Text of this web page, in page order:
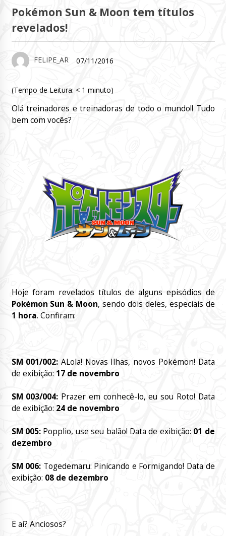
Pokémon Sun & Moon tem títulos
revelados!
FELIPE_AR 07/11/2016
(Tempo de Leitura: < 1 minuto)
Olá treinadores e treinadoras de todo o mundo!! Tudo
bem com vocês?
Hoje foram revelados títulos de alguns episódios de
Pokémon Sun & Moon, sendo dois deles, especiais de
1 hora. Confiram:
SM 001/002: ALola! Novas Ilhas, novos Pokémon! Data
de exibição: 17 de novembro
SM 003/004: Prazer em conhecê-lo, eu sou Roto! Data
de exibição: 24 de novembro
SM 005:Popplio, use seu balão! Data de exibição: 01 de
dezembro
SM 006: Togedemaru: Pinicando e Formigando! Data de
exibição: 08 de dezembro
E aí? Anciosos?